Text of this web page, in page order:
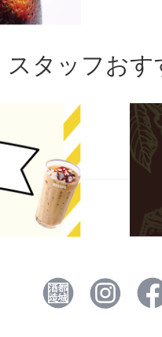
スタッフおす